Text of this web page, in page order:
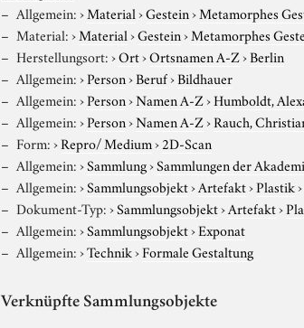
Allgemein:›Material›Gestein›Metamorphes
Material:›Material›Gestein›Metamorphes
Herstellungsort:›Ort›Ortsnamen A-Z›Berlin
Allgemein:›Person›Beruf›Bildhauer
Allgemein:›Person›Namen A-Z›Humboldt,
Allgemein:›Person›Namen A-Z›Rauch,
Form:›Repro/ Medium›2D-Scan
Allgemein:›Sammlung›Sammlungen der
Allgemein:›Sammlungsobjekt›Artefakt›Plastik
Dokument-Typ:›Sammlungsobjekt›Artefakt›
Allgemein:›Sammlungsobjekt›Exponat
Allgemein:›Technik›Formale Gestaltung
Verknüpfte Sammlungsobjekte